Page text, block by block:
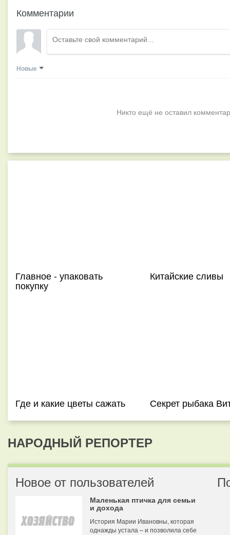
Комментарии
Новые
Никто ещё не оставил
Главное - упаковать
покупку
Китайские сливы
Где и какие цветы сажать Секрет рыбака
НАРОДНЫЙ РЕПОРТЕР
Новое от пользователей
Маленькая птичка для семьи
и дохода
История Марии Ивановны, которая
однажды устала – и позволила себе